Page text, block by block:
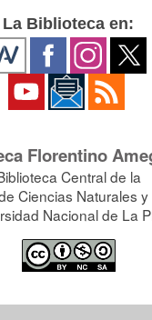
La Biblioteca en:
Florentino
Central de la
Ciencias Naturales
Nacional de La